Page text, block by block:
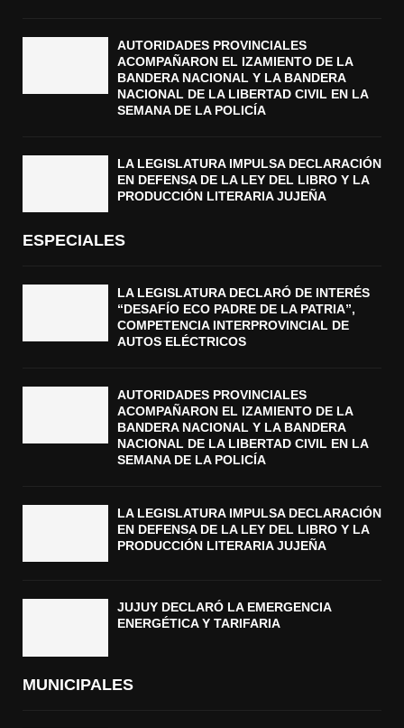
AUTORIDADES PROVINCIALES
ACOMPAÑARON EL IZAMIENTO DE LA
BANDERA NACIONAL Y LA BANDERA
NACIONAL DE LA LIBERTAD CIVIL EN LA
SEMANA DE LA POLICÍA
LA LEGISLATURA IMPULSA DECLARACIÓN
EN DEFENSA DE LA LEY DEL LIBRO Y LA
PRODUCCIÓN LITERARIA JUJEÑA
ESPECIALES
LA LEGISLATURA DECLARÓ DE INTERÉS
“DESAFÍO ECO PADRE DE LA PATRIA”,
COMPETENCIA INTERPROVINCIAL DE
AUTOS ELÉCTRICOS
AUTORIDADES PROVINCIALES
ACOMPAÑARON EL IZAMIENTO DE LA
BANDERA NACIONAL Y LA BANDERA
NACIONAL DE LA LIBERTAD CIVIL EN LA
SEMANA DE LA POLICÍA
LA LEGISLATURA IMPULSA DECLARACIÓN
EN DEFENSA DE LA LEY DEL LIBRO Y LA
PRODUCCIÓN LITERARIA JUJEÑA
JUJUY DECLARÓ LA EMERGENCIA
ENERGÉTICA Y TARIFARIA
MUNICIPALES